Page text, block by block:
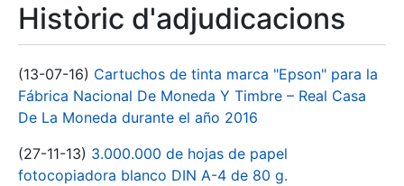
Històric d'adjudicacions
(13-07-16) Cartuchos de tinta marca "Epson" para la
Fábrica Nacional De Moneda Y Timbre – Real Casa
De La Moneda durante el año 2016
(27-11-13) 3.000.000 de hojas de papel
fotocopiadora blanco DIN A-4 de 80 g.